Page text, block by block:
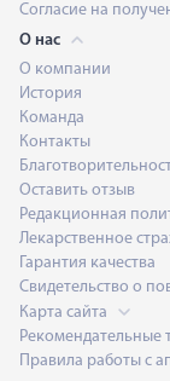
Согласие на
О нас
О компании
История
Команда
Контакты
Оставить отзыв
Редакционная
Лекарственное
Гарантия качества
Свидетельство о
Карта сайта
Рекомендательные
Правила работы с